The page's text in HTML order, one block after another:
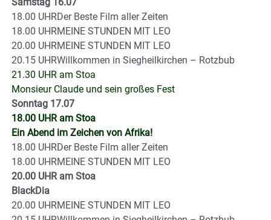
18.00 UHRDer Beste Film aller Zeiten
18.00 UHRMEINE STUNDEN MIT LEO
20.00 UHRMEINE STUNDEN MIT LEO
20.15 UHRWillkommen in Siegheilkirchen – Rotzbub
21.30 UHR am Stoa
Monsieur Claude und sein großes Fest
Sonntag 17.07
18.00 UHR am Stoa
Ein Abend im Zeichen von Afrika!
18.00 UHRDer Beste Film aller Zeiten
18.00 UHRMEINE STUNDEN MIT LEO
20.00 UHR am Stoa
BlackDia
20.00 UHRMEINE STUNDEN MIT LEO